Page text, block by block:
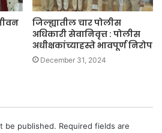
जिल्ह्यातील चार पोलीस
अधिकारी सेवानिवृत्त : पोलीस
अधीक्षकांच्याहस्ते भावपूर्ण निरोप
December 31, 2024
be published. Required fields are